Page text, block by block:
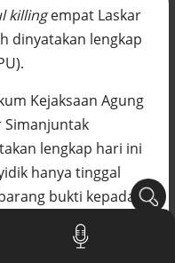
killingempat Laskar
dinyatakan lengkap
Kejaksaan Agung
Simanjuntak
lengkap hari ini
hanya tinggal
bukti kepada
sertifikat pagar
Anies-Ahok terealisasi
isu PT GKP,
hormati proses